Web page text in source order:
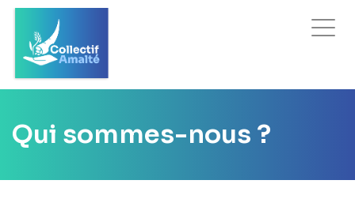
Qui sommes-nous ?